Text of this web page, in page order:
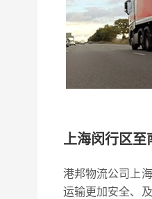
上海闵行区至
港邦物流公司上
运输更加安全、